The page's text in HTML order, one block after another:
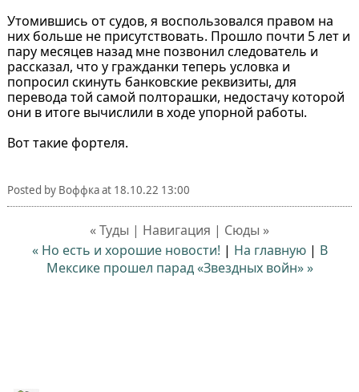
Утомившись от судов, я воспользовался правом на
них больше не присутствовать. Прошло почти 5 лет и
пару месяцев назад мне позвонил следователь и
рассказал, что у гражданки теперь условка и
попросил скинуть банковские реквизиты, для
перевода той самой полторашки, недостачу которой
они в итоге вычислили в ходе упорной работы.
Вот такие фортеля.
Posted by Воффкаat 18.10.22 13:00
« Туды | Навигация | Сюды »
« Но есть и хорошие новости! | На главную| В
Мексике прошел парад «Звездных войн» »